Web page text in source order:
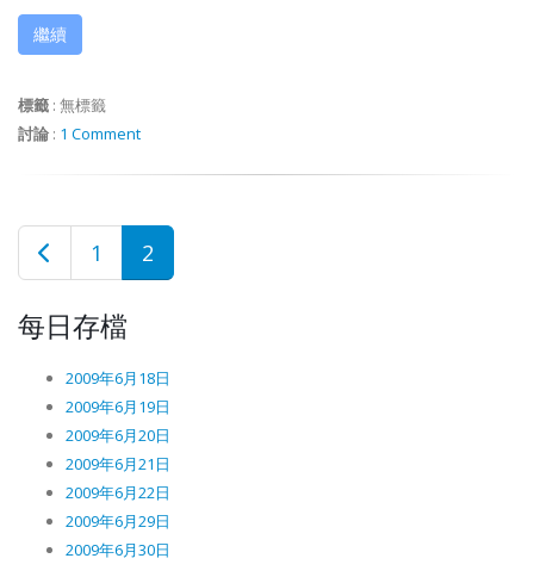
繼續
標籤 : 無標籤
討論 : 1 Comment
1 2
每日存檔
2009年6月18日
2009年6月19日
2009年6月20日
2009年6月21日
2009年6月22日
2009年6月29日
2009年6月30日